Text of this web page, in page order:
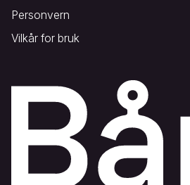
Personvern
Vilkår for bruk